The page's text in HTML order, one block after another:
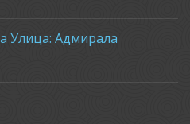
Улица: Адмирала